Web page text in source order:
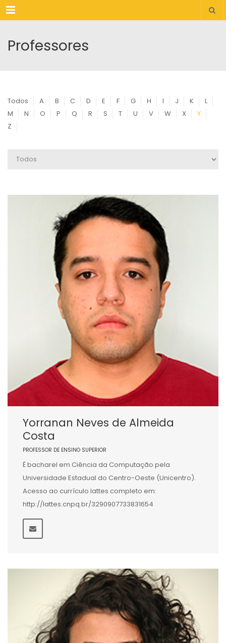
Menu
Professores
Todos A B C D E F G H I J K
L
M
N O P Q R S T U V W X
Y
Z
Yorranan Neves de Almeida
Costa
PROFESSOR DE ENSINO SUPERIOR
É bacharel em Ciência da Computação pela
Universidade Estadual do Centro-Oeste (Unicentro).
Acesso ao currículo lattes completo em:
http://lattes.cnpq.br/3290907733831654